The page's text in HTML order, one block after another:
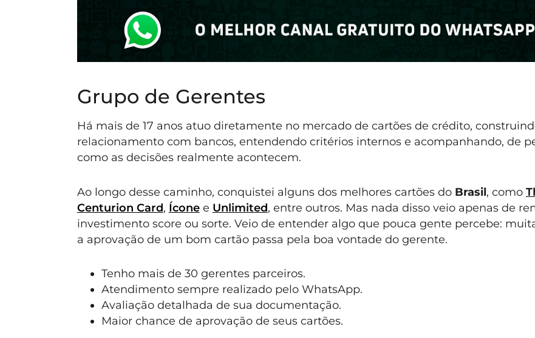
Grupo de Gerentes
Há mais de 17 anos atuo diretamente no mercado de cartões de crédito,
relacionamento com bancos, entendendo critérios internos e acompanhando, de
como as decisões realmente acontecem.
Ao longo desse caminho, conquistei alguns dos melhores cartões do Brasil, como
Centurion Card, Íconee Unlimited, entre outros. Mas nada disso veio apenas de
investimento score ou sorte. Veio de entender algo que pouca gente percebe:
a aprovação de um bom cartão passa pela boa vontade do gerente.
Tenho mais de 30 gerentes parceiros.
Atendimento sempre realizado pelo WhatsApp.
Avaliação detalhada de sua documentação.
Maior chance de aprovação de seus cartões.